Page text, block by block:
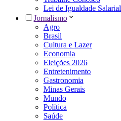
Lei de Igualdade Salarial
Jornalismo
Agro
Brasil
Cultura e Lazer
Economia
Eleições 2026
Entretenimento
Gastronomia
Minas Gerais
Mundo
Política
Saúde